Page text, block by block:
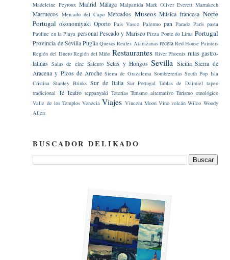
Madeleine Peyroux Madrid Málaga Malpartida Mark Oliver Everett Marrakech
Marruecos Mercado del Capo Mercados Museos Música francesa Norte
Portugal okonomiyaki Oporto Pais Vasco Palermo pan Parade París pasta
Pauline en la Playa personal Pescado y Marisco Pizza Ponte do Lima Portugal
Provincia de Sevilla Puglia Quesos Reales Atarazanas receta Red House Painters
Región del Duero Región del Miño Restaurantes River Phoenix rutas gastro-
latinas Salas de cine Salento Setas y Hongos Sevilla Sicilia Sierra de
Aracena y Picos de Aroche Sierra de Grazalema Sombrererías South Pop Isla
Cristina Stanley Brinks Sur de Italia Sur Portugal Tablas de Daimiel tapeo
tradicional Té Teatro teppanyaki Teterías Turismo alternativo Turismo etnológico
Valle de los Templos Venecia Viajes Vincent Moon Vino volcán Wilco Woody
Allen
BUSCADOR DELIKADO